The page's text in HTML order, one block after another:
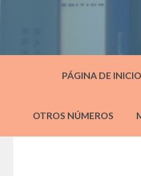
PÁGINA DE INICIO
OTROS NÚMEROS